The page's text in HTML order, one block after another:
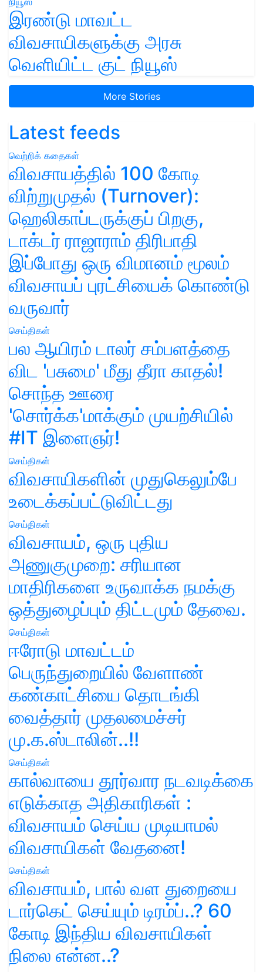
இரண்டு மாவட்ட
விவசாயிகளுக்கு அரசு
வெளியிட்ட குட் நியூஸ்
More Stories
Latest feeds
வெற்றிக் கதைகள்
விவசாயத்தில் 100 கோடி
விற்றுமுதல் (Turnover):
ஹெலிகாப்டருக்குப் பிறகு,
டாக்டர் ராஜாராம் திரிபாதி
இப்போது ஒரு விமானம் மூலம்
விவசாயப் புரட்சியைக் கொண்டு
வருவார்
செய்திகள்
பல ஆயிரம் டாலர் சம்பளத்தை
விட 'பசுமை' மீது தீரா காதல்!
சொந்த ஊரை
'சொர்க்க'மாக்கும் முயற்சியில்
#IT இளைஞர்!
செய்திகள்
விவசாயிகளின் முதுகெலும்பே
உடைக்கப்பட்டுவிட்டது
செய்திகள்
விவசாயம், ஒரு புதிய
அணுகுமுறை: சரியான
மாதிரிகளை உருவாக்க நமக்கு
ஒத்துழைப்பும் திட்டமும் தேவை.
செய்திகள்
ஈரோடு மாவட்டம்
பெருந்துறையில் வேளாண்
கண்காட்சியை தொடங்கி
வைத்தார் முதலமைச்சர்
மு.க.ஸ்டாலின்..!!
செய்திகள்
கால்வாயை தூர்வார நடவடிக்கை
எடுக்காத அதிகாரிகள் :
விவசாயம் செய்ய முடியாமல்
விவசாயிகள் வேதனை!
செய்திகள்
விவசாயம், பால் வள துறையை
டார்கெட் செய்யும் டிரம்ப்..? 60
கோடி இந்திய விவசாயிகள்
நிலை என்ன..?